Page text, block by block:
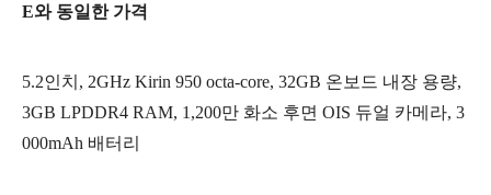
E와 동일한 가격
5.2인치, 2GHz Kirin 950 octa-core, 32GB 온보드 내장 용량,
3GB LPDDR4 RAM, 1,200만 화소 후면 OIS 듀얼 카메라, 3
000mAh 배터리